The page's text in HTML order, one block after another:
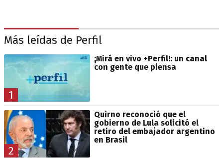
Más leídas de Perfil
1
¡Mirá en vivo +Perfil!: un canal
con gente que piensa
2
Quirno reconoció que el
gobierno de Lula solicitó el
retiro del embajador argentino
en Brasil